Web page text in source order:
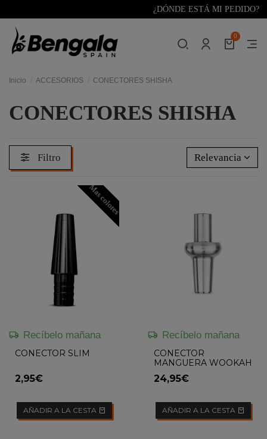
¿DÓNDE ESTÁ MI PEDIDO?
0
Inicio ACCESORIOS CONECTORES SHISHA
CONECTORES SHISHA
Filtro Relevancia
Mas colores
Recíbelo mañana
CONECTOR SLIM
2,95€
AÑADIR A LA CESTA
Recíbelo mañana
CONECTOR
MANGUERA WOOKAH
1.0
24,95€
AÑADIR A LA CESTA